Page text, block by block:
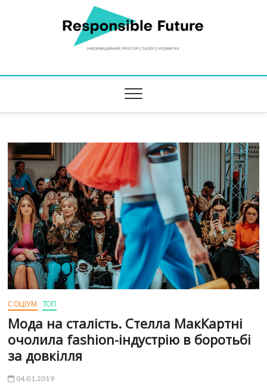
Responsible Future
СОЦІУМ ТОП
Мода на сталість. Стелла МакКартні
очолила fashion-індустрію в боротьбі
за довкілля
04.01.2019